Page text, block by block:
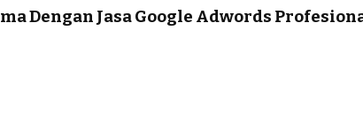
Dengan Jasa Google Adwords